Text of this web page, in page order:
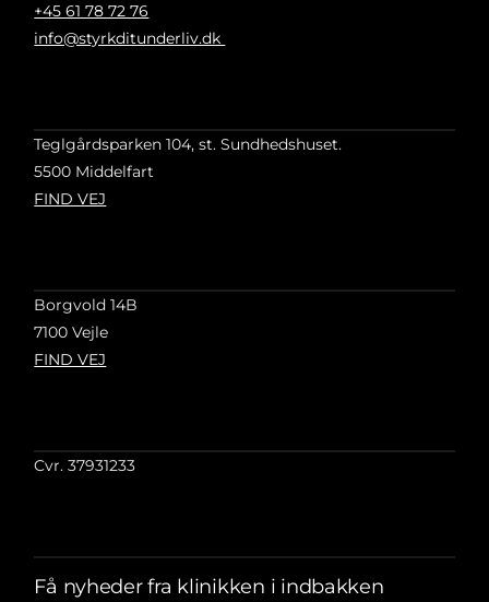
+45 61 78 72 76
info@styrkditunderliv.dk
Teglgårdsparken 104, st. Sundhedshuset.
5500 Middelfart
FIND VEJ
Borgvold 14B
7100 Vejle
FIND VEJ
Cvr. 37931233
Få nyheder fra klinikken i indbakken